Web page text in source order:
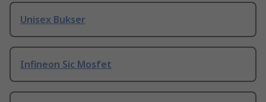
Unisex Bukser
Infineon Sic Mosfet